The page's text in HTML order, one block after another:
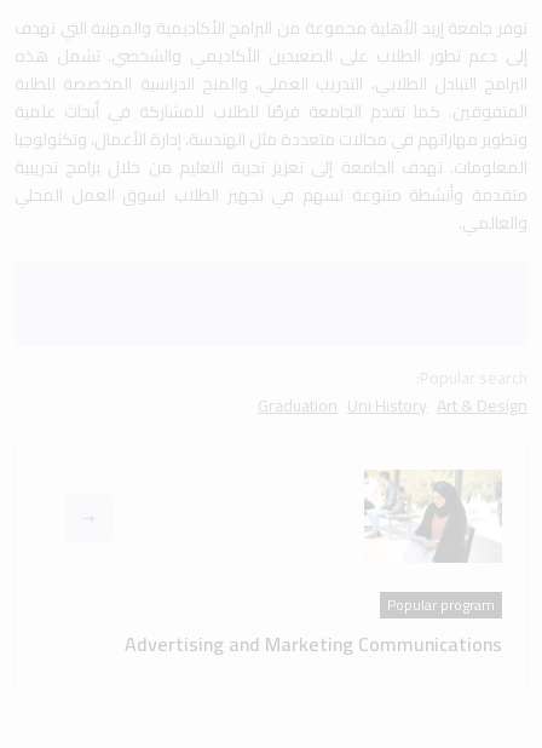
توفر جامعة إربد الأهلية مجموعة من البرامج الأكاديمية والمهنية التي تهدف
إلى دعم تطور الطلاب على الصعيدين الأكاديمي والشخصي. تشمل هذه
البرامج التبادل الطلابي، التدريب العملي، والمنح الدراسية المخصصة للطلبة
المتفوقين. كما تقدم الجامعة فرصًا للطلاب للمشاركة في أبحاث علمية
وتطوير مهاراتهم في مجالات متعددة مثل الهندسة، إدارة الأعمال، وتكنولوجيا
المعلومات. تهدف الجامعة إلى تعزيز تجربة التعليم من خلال برامج تدريبية
متقدمة وأنشطة متنوعة تسهم في تجهيز الطلاب لسوق العمل المحلي
والعالمي.
Art & Design
Uni History
Graduation
Popular program
Advertising and Marketing Communications